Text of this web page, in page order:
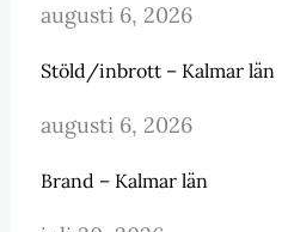
augusti 6, 2026
Stöld/inbrott – Kalmar län
augusti 6, 2026
Brand – Kalmar län